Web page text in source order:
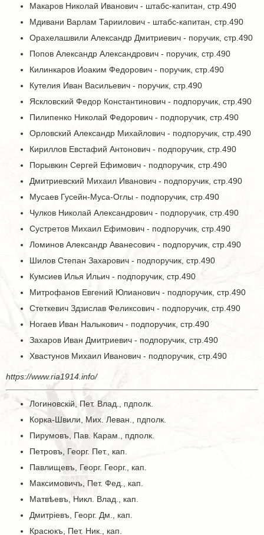
Макаров Николай Иванович - штабс-капитан, стр.490
Мдивани Варлам Тариилович - штабс-капитан, стр.490
Орахелашвили Александр Дмитриевич - поручик, стр.490
Попов Александр Александрович - поручик, стр.490
Килинкаров Иоаким Федорович - поручик, стр.490
Кутелия Иван Васильевич - поручик, стр.490
Яскловский Федор Константинович - подпоручик, стр.490
Пилипенко Николай Федорович - подпоручик, стр.490
Орловский Александр Михайлович - подпоручик, стр.490
Кириллов Евстафий Антонович - подпоручик, стр.490
Порывкин Сергей Ефимович - подпоручик, стр.490
Дмитриевский Михаил Иванович - подпоручик, стр.490
Мусаев Гусейн-Муса-Оглы - подпоручик, стр.490
Чулков Николай Александрович - подпоручик, стр.490
Сустретов Михаил Ефимович - подпоручик, стр.490
Ломинов Александр Аванесович - подпоручик, стр.490
Шилов Степан Захарович - подпоручик, стр.490
Кумсиев Илья Ильич - подпоручик, стр.490
Митрофанов Евгений Юлианович - подпоручик, стр.490
Стеткевич Здзислав Феликсович - подпоручик, стр.490
Ногаев Иван Налыкович - подпоручик, стр.490
Захаров Иван Дмитриевич - подпоручик, стр.490
Хвастунов Михаил Иванович - подпоручик, стр.490
https://www.ria1914.info/
Логиновскій, Пет. Влад., пдполк.
Корка-Швили, Мих. Леван., пдполк.
Пирумовъ, Пав. Карам., пдполк.
Петровъ, Георг. Пет., кап.
Павлищевъ, Георг. Георг., кап.
Максимовичъ, Пет. Фед., кап.
Матвѣевъ, Никл. Влад., кап.
Дмитріевъ, Георг. Дм., кап.
Красюкъ, Пет. Ник., кап.